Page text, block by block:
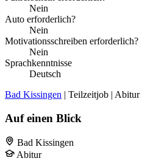
Nein
Auto erforderlich?
Nein
Motivationsschreiben erforderlich?
Nein
Sprachkenntnisse
Deutsch
Bad Kissingen | Teilzeitjob | Abitur
Auf einen Blick
Bad Kissingen
Abitur